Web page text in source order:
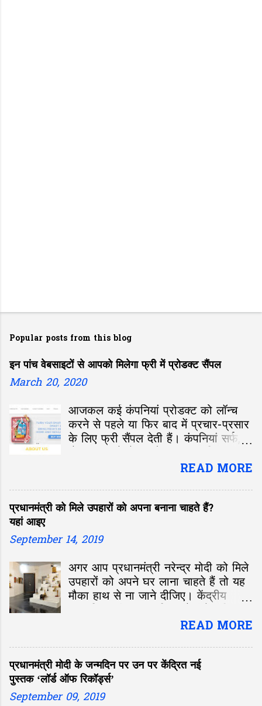
Popular posts from this blog
इन पांच वेबसाइटों से आपको मिलेगा फ्री में प्रोडक्ट सैंपल
March 20, 2020
आजकल कई कंपनियां प्रोडक्ट को लॉन्च
करने से पहले या फिर बाद में प्रचार-प्रसार
के लिए फ्री सैंपल देती हैं। कंपनियां सर्फ,
के लिए मुफ्त में देती है। प्रोडक्ट के रिव्यू से
लाती हैं। हम भी जब किसी दुकान या शॉपिंग
मॉल में खरीदारी के लिए जाते हैं और फ्री में
READ MORE
प्रधानमंत्री को मिले उपहारों को अपना बनाना चाहते हैं?
यहां आइए
September 14, 2019
अगर आप प्रधानमंत्री नरेन्द्र मोदी को मिले
उपहारों को अपने घर लाना चाहते हैं तो यह
मौका हाथ से ना जाने दीजिए। केंद्रीय
14 सितंबर को दिल्ली में प्रधानमंत्री को
नेशनल गैलरी ऑफ मॉडर्न आर्ट में शुरू हुई
इस नीलामी में आप भी ऑनलाइन शामिल हो
सकते हैं।
READ MORE
प्रधानमंत्री मोदी के जन्मदिन पर उन पर केंद्रित नई
पुस्तक ‘लॉर्ड ऑफ रिकॉर्ड्स’
September 09, 2019